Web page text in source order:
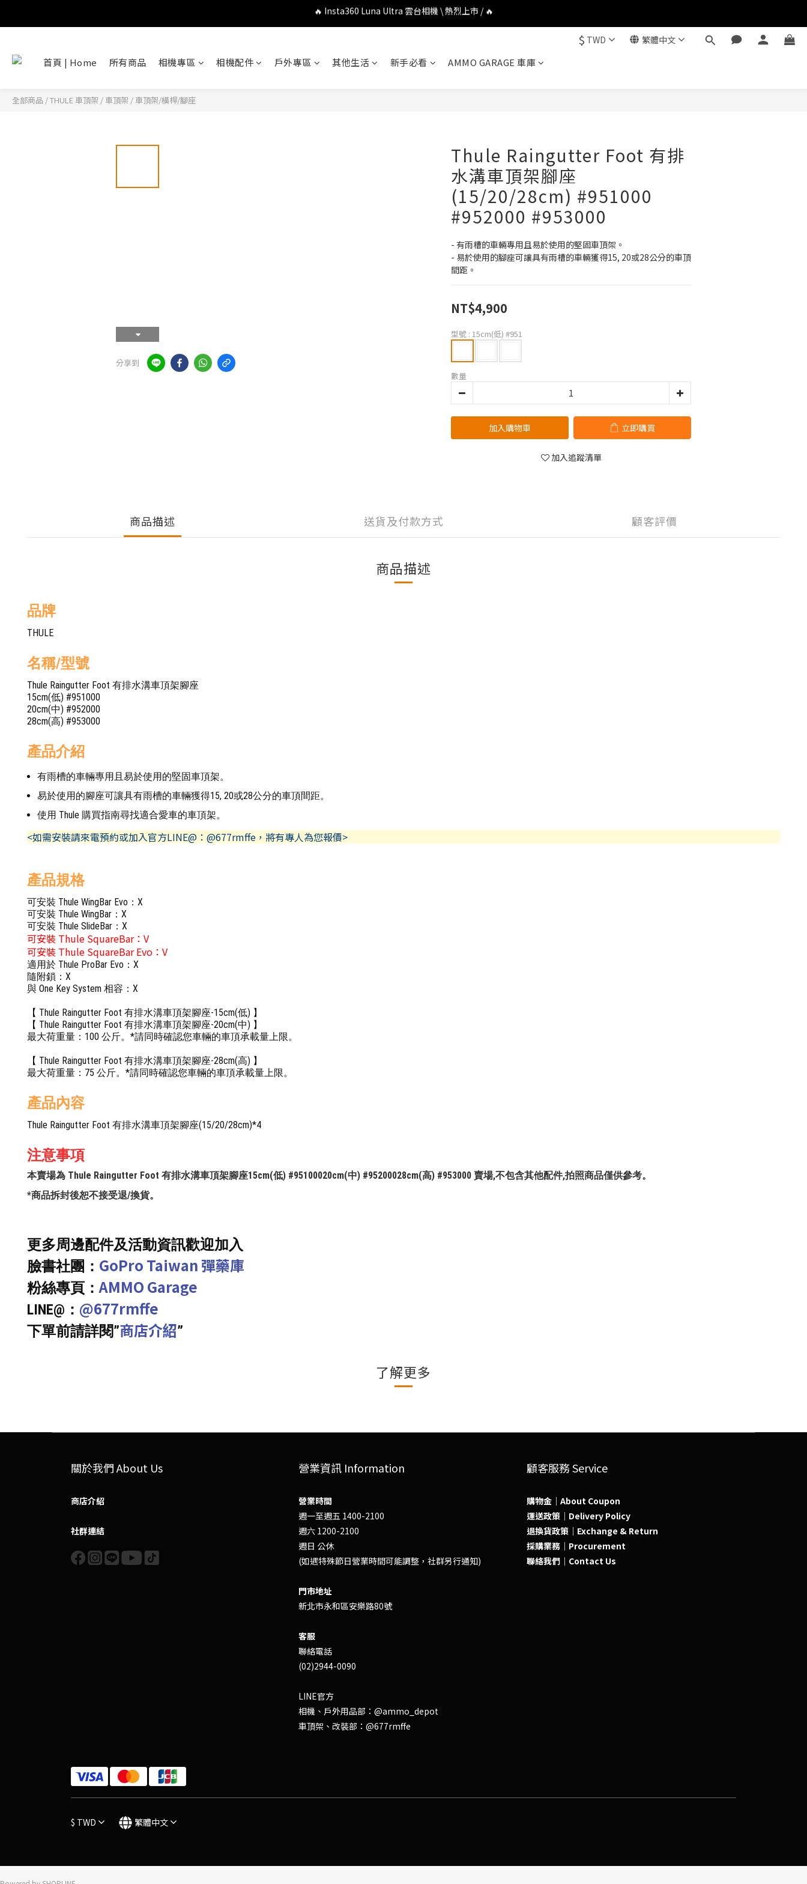
🔥 DJI OSMO POCKET 4P 口袋相機 \ 熱烈上市 / 🔥
$ TWD 繁體中文
首頁 | Home 所有商品 相機專區 相機配件 戶外專區 其他生活 新手必看 AMMO GARAGE 車庫
全部商品 /THULE 車頂架 /車頂架 /車頂架/橫桿/腳座
分享到
Thule Raingutter Foot 有排
水溝車頂架腳座
(15/20/28cm) #951000
#952000 #953000
- 有雨槽的車輛專用且易於使用的堅固車頂架。
- 易於使用的腳座可讓具有雨槽的車輛獲得15, 20或28公分的車頂
間距。
NT$4,900
型號 : 15cm(低) #951
數量
加入購物車 立即購買
加入追蹤清單
商品描述 送貨及付款方式 顧客評價
商品描述
品牌
THULE
名稱/型號
Thule Raingutter Foot 有排水溝車頂架腳座
15cm(低) #951000
20cm(中) #952000
28cm(高) #953000
產品介紹
有雨槽的車輛專用且易於使用的堅固車頂架。
易於使用的腳座可讓具有雨槽的車輛獲得15, 20或28公分的車頂間距。
使用 Thule 購買指南尋找適合愛車的車頂架。
<如需安裝請來電預約或加入官方LINE@：@677rmffe，將有專人為您報價>
產品規格
可安裝 Thule WingBar Evo：X
可安裝 Thule WingBar：X
可安裝 Thule SlideBar：X
可安裝 Thule SquareBar：V
可安裝 Thule SquareBar Evo：V
適用於 Thule ProBar Evo：X
隨附鎖：X
與 One Key System 相容：X
【 Thule Raingutter Foot 有排水溝車頂架腳座-15cm(低) 】
【 Thule Raingutter Foot 有排水溝車頂架腳座-20cm(中) 】
最大荷重量：100 公斤。*請同時確認您車輛的車頂承載量上限。
【 Thule Raingutter Foot 有排水溝車頂架腳座-28cm(高) 】
最大荷重量：75 公斤。*請同時確認您車輛的車頂承載量上限。
產品內容
Thule Raingutter Foot 有排水溝車頂架腳座(15/20/28cm)*4
注意事項
本賣場為 Thule Raingutter Foot 有排水溝車頂架腳座15cm(低) #95100020cm(中) #95200028cm(高) #953000 賣場,不包含其他配件,拍照商品僅供參考。
*商品拆封後恕不接受退/換貨。
更多周邊配件及活動資訊歡迎加入
臉書社團： GoPro Taiwan 彈藥庫
粉絲專頁：AMMO Garage
LINE@： @677rmffe
下單前請詳閱”商店介紹”
了解更多
關於我們 About Us
商店介紹
社群連結
營業資訊 Information
營業時間
週一至週五 1400-2100
週六 1200-2100
週日 公休
(如遇特殊節日營業時間可能調整，社群另行通知)
門市地址
新北市永和區安樂路80號
客服
聯絡電話
(02)2944-0090
LINE官方
相機、戶外用品部：@ammo_depot
車頂架、改裝部：@677rmffe
顧客服務 Service
購物金｜About Coupon
運送政策｜Delivery Policy
退換貨政策｜Exchange & Return
採購業務｜Procurement
聯絡我們｜Contact Us
$ TWD 繁體中文